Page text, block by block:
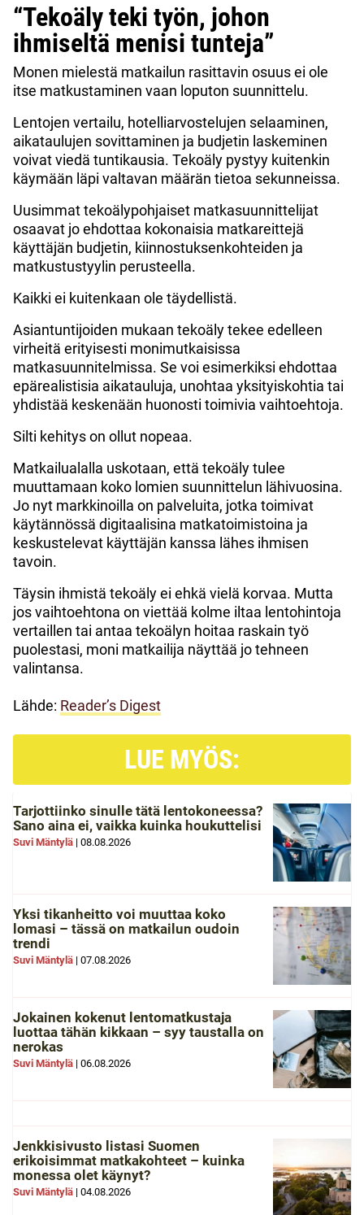
“Tekoäly teki työn, johon
ihmiseltä menisi tunteja”
Monen mielestä matkailun rasittavin osuus ei ole
itse matkustaminen vaan loputon suunnittelu.
Lentojen vertailu, hotelliarvostelujen selaaminen,
aikataulujen sovittaminen ja budjetin laskeminen
voivat viedä tuntikausia. Tekoäly pystyy kuitenkin
käymään läpi valtavan määrän tietoa sekunneissa.
Uusimmat tekoälypohjaiset matkasuunnittelijat
osaavat jo ehdottaa kokonaisia matkareittejä
käyttäjän budjetin, kiinnostuksenkohteiden ja
matkustustyylin perusteella.
Kaikki ei kuitenkaan ole täydellistä.
Asiantuntijoiden mukaan tekoäly tekee edelleen
virheitä erityisesti monimutkaisissa
matkasuunnitelmissa. Se voi esimerkiksi ehdottaa
epärealistisia aikatauluja, unohtaa yksityiskohtia tai
yhdistää keskenään huonosti toimivia vaihtoehtoja.
Silti kehitys on ollut nopeaa.
Matkailualalla uskotaan, että tekoäly tulee
muuttamaan koko lomien suunnittelun lähivuosina.
Jo nyt markkinoilla on palveluita, jotka toimivat
käytännössä digitaalisina matkatoimistoina ja
keskustelevat käyttäjän kanssa lähes ihmisen
tavoin.
Täysin ihmistä tekoäly ei ehkä vielä korvaa. Mutta
jos vaihtoehtona on viettää kolme iltaa lentohintoja
vertaillen tai antaa tekoälyn hoitaa raskain työ
puolestasi, moni matkailija näyttää jo tehneen
valintansa.
Lähde: Reader’s Digest
LUE MYÖS:
Tarjottiinko sinulle tätä lentokoneessa?
Sano aina ei, vaikka kuinka houkuttelisi
Suvi Mäntylä | 08.08.2026
Yksi tikanheitto voi muuttaa koko
lomasi – tässä on matkailun oudoin
trendi
Suvi Mäntylä | 07.08.2026
Jokainen kokenut lentomatkustaja
luottaa tähän kikkaan – syy taustalla on
nerokas
Suvi Mäntylä | 06.08.2026
Jenkkisivusto listasi Suomen
erikoisimmat matkakohteet – kuinka
monessa olet käynyt?
Suvi Mäntylä | 04.08.2026